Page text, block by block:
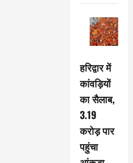
हरिद्वार में
कांवड़ियों
का सैलाब,
3.19
करोड़ पार
पहुंचा